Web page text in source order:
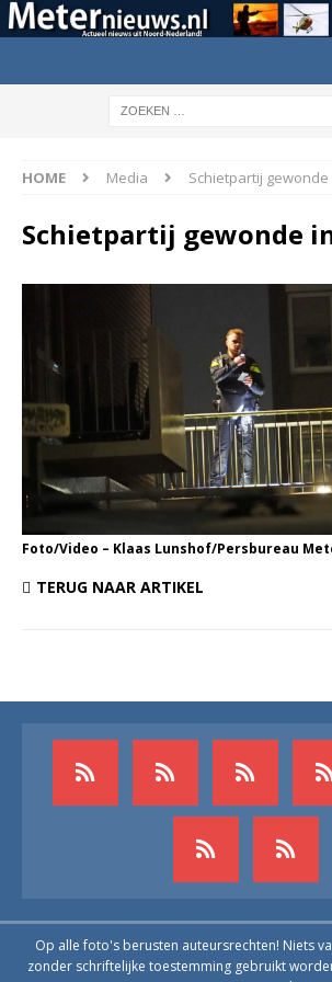
HOME Media Schietpartij
Schietpartij gewonde
Foto/Video – Klaas Lunshof/Persbureau
TERUG NAAR ARTIKEL
Op alle foto's berusten auteursrechten! Niets
zonder schriftelijke toestemming gebruikt